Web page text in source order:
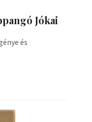
Jókai
és